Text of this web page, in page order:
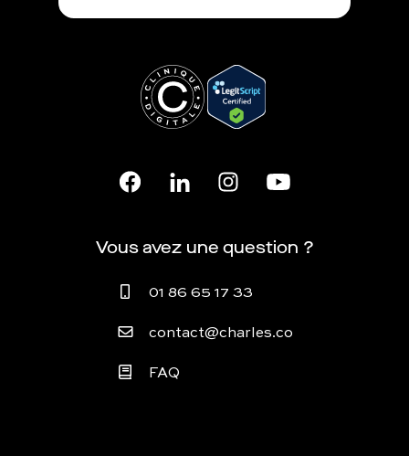
Vous avez une question ?
01 86 65 17 33
contact@charles.co
FAQ